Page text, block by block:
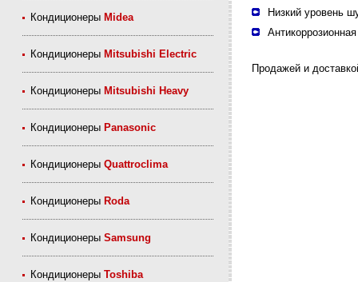
Кондиционеры Midea
Кондиционеры Mitsubishi Electric
Кондиционеры Mitsubishi Heavy
Кондиционеры Panasonic
КондиционерыQuattroclima
Кондиционеры Roda
КондиционерыSamsung
КондиционерыToshiba
Низкий уровень
Продажей и